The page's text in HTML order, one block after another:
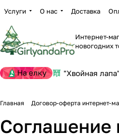
Услуги О нас Доставка
Интернет-
новогодних
На елку "Хвойная
Главная Договор-оферта интернет-
Соглашение